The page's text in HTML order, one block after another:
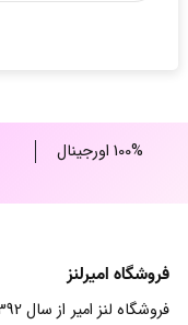
100% اورجینال
فروشگاه امیرلنز